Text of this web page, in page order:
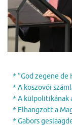
* “God zegene de
* A koszovói
* A külpolitikának
* Elhangzott a
* Gabors